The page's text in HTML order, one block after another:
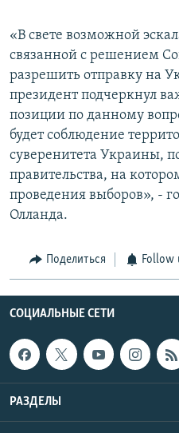
«В свете возможной
связанной с решением
разрешить отправку на
президент подчеркнул
позиции по данному
будет соблюдение
суверенитета Украины,
правительства, на
проведения выборов», -
Олланда.
Поделиться Follow
СОЦИАЛЬНЫЕ СЕТИ
РАЗДЕЛЫ